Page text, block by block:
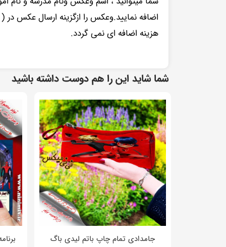
اضافه نمایید.وعکس را ازگزینه ارسال عکس
هزینه اضافه ای نمی گردد.
شما شاید این را هم دوست داشته باشید
جامدادی تمام چاپ باتم لیدی باگ